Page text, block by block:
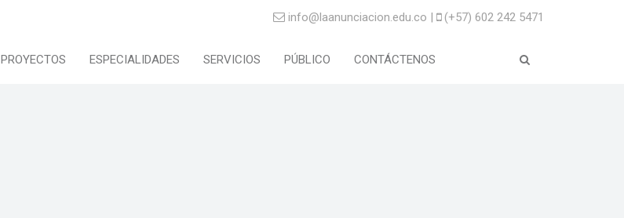
info@laanunciacion.edu.co | (+57) 602 242 5471
PROYECTOS ESPECIALIDADES SERVICIOS PÚBLICO CONTÁCTENOS